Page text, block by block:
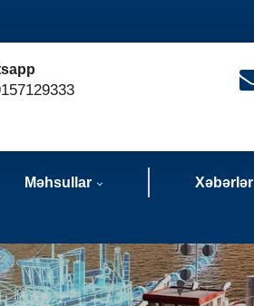
Məhsullar Xəbərlər